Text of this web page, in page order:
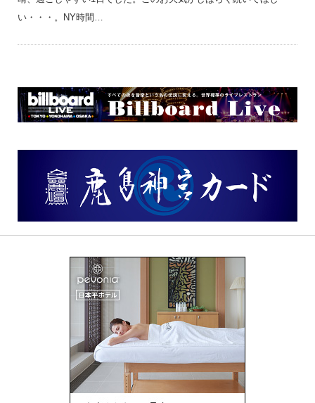
い・・・。NY時間…